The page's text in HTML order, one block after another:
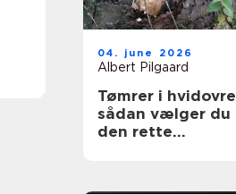
04. june 2026
Albert Pilgaard
Tømrer i hvidovre
sådan vælger du
den rette